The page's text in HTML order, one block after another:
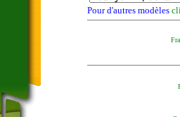
Pour d'autres modèles